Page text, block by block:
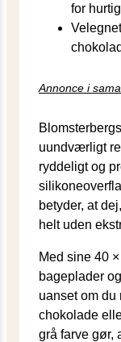
for
Annonce i
uundværligt
ryddeligt og
betyder, at
helt uden
Med sine 40
bageplader
uanset om du
chokolade
grå farve gør,